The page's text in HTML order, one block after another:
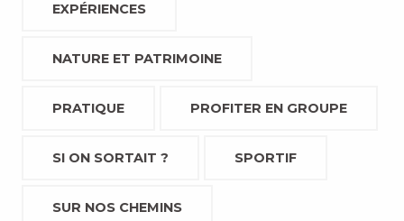
EXPÉRIENCES
NATURE ET PATRIMOINE
PRATIQUE PROFITER EN GROUPE
SI ON SORTAIT ? SPORTIF
SUR NOS CHEMINS